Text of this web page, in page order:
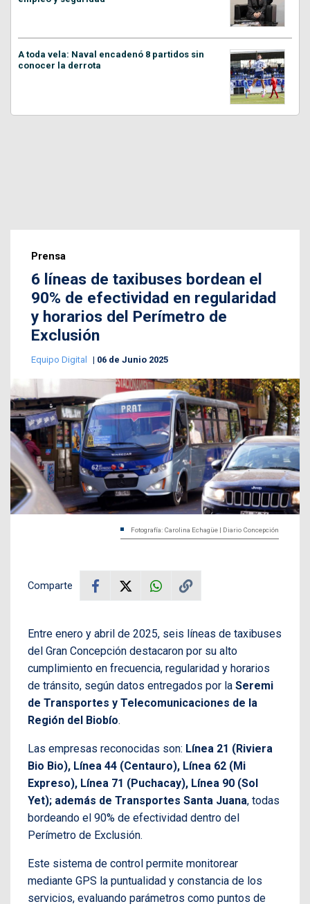
A toda vela: Naval encadenó 8 partidos sin
conocer la derrota
Prensa
6 líneas de taxibuses bordean el
90% de efectividad en regularidad
y horarios del Perímetro de
Exclusión
Equipo Digital 06 de Junio 2025
Fotografía: Carolina Echagüe | Diario Concepción
Comparte
Entre enero y abril de 2025, seis líneas de taxibuses
del Gran Concepción destacaron por su alto
cumplimiento en frecuencia, regularidad y horarios
de tránsito, según datos entregados por la Seremi
de Transportes y Telecomunicaciones de la
Región del Biobío.
Las empresas reconocidas son: Línea 21 (Riviera
Bio Bio), Línea 44 (Centauro), Línea 62 (Mi
Expreso), Línea 71 (Puchacay), Línea 90 (Sol
Yet); además de Transportes Santa Juana, todas
bordeando el 90% de efectividad dentro del
Perímetro de Exclusión.
Este sistema de control permite monitorear
mediante GPS la puntualidad y constancia de los
servicios, evaluando parámetros como puntos de